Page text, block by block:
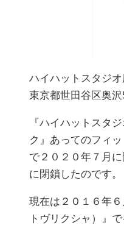
ハイハットスタジ
東京都世田谷区奥
『ハイハットスタ
ク』あってのフィ
で２０２０年７月
に閉鎖したのです。
現在は２０１６年
トヴリクシャ）』